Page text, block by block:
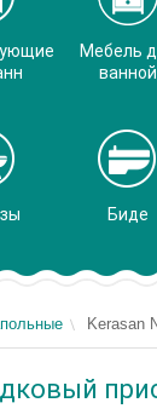
Мебель
ванной
Биде
Kerasan